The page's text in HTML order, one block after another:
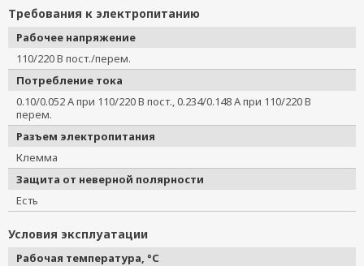
Требования к электропитанию
Рабочее напряжение
110/220 В пост./перем.
Потребление тока
0.10/0.052 А при 110/220 В пост., 0.234/0.148 А при 110/220 В
перем.
Разъем электропитания
Клемма
Защита от неверной полярности
Есть
Условия эксплуатации
Рабочая температура, °C